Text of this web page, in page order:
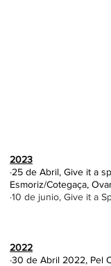
2023
·25 de Abril, Give it a
Esmoriz/Cotegaça,
·10 de junio, Give it a
2022
·30 de Abril 2022, Pel